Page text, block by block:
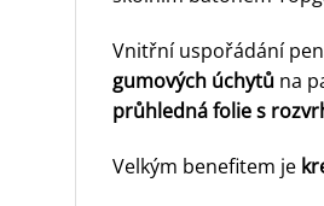
Vnitřní uspořádání
gumových úchytů na
průhledná folie s
Velkým benefitem je